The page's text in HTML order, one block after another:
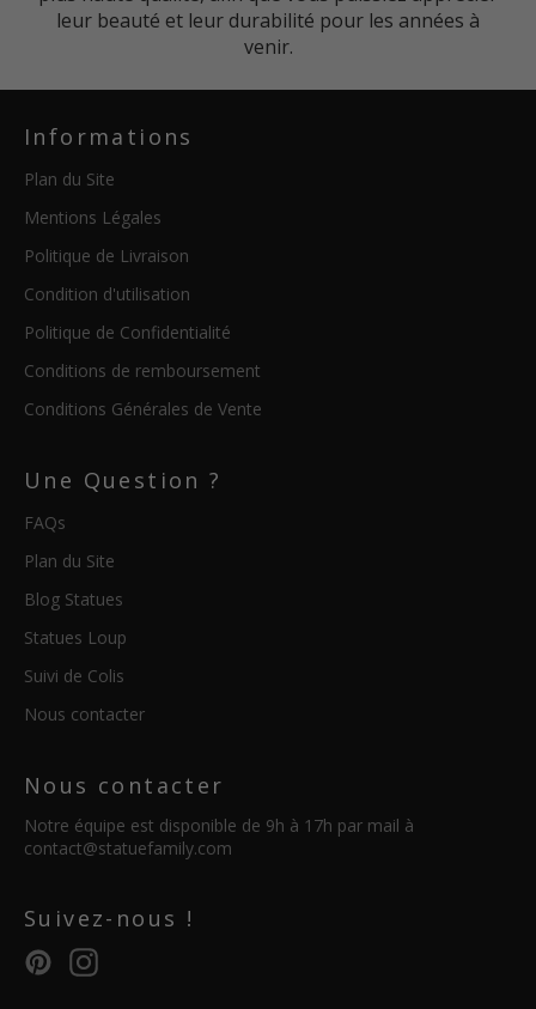
leur beauté et leur durabilité pour les années à
venir.
Informations
Plan du Site
Mentions Légales
Politique de Livraison
Condition d'utilisation
Politique de Confidentialité
Conditions de remboursement
Conditions Générales de Vente
Une Question ?
FAQs
Plan du Site
Blog Statues
Statues Loup
Suivi de Colis
Nous contacter
Nous contacter
Notre équipe est disponible de 9h à 17h par mail à
contact@statuefamily.com
Suivez-nous !
Pinterest